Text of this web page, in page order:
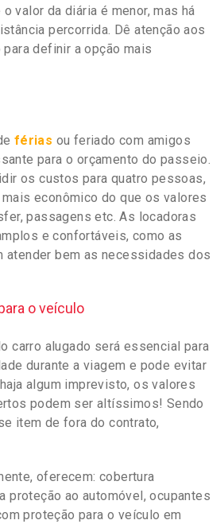
valor da diária é menor, mas há
percorrida. Dê atenção aos
definir a opção mais
férias ou feriado com amigos
para o orçamento do passeio.
os custos para quatro pessoas,
econômico do que os valores
passagens etc. As locadoras
e confortáveis, como as
atender bem as necessidades dos
o veículo
carro alugado será essencial para
durante a viagem e pode evitar
algum imprevisto, os valores
podem ser altíssimos! Sendo
item de fora do contrato,
oferecem: cobertura
proteção ao automóvel, ocupantes
proteção para o veículo em